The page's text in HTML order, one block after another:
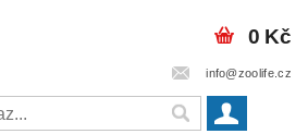
info@zoolife.cz
0 Kč